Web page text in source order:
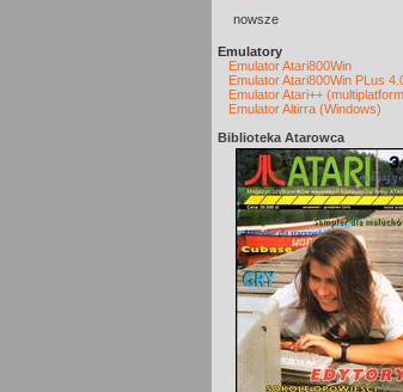
nowsze
Emulatory
Emulator Atari800Win
Emulator Atari800Win PLus
Emulator Atari++
Emulator Altirra (Windows)
Biblioteka Atarowca